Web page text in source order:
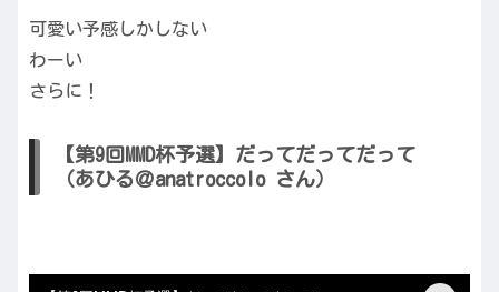
可愛い予感しかしない
わーい
さらに！
【第9回MMD杯予選】だってだってだって
（あひる＠anatroccolo さん）